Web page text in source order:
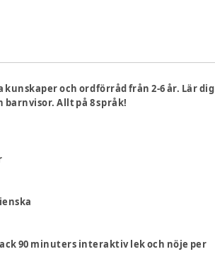
och ordförråd från 2-6 år. Lär dig
Allt på 8 språk!
90 minuters interaktiv lek och nöje per